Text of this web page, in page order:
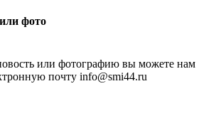
фото
или фотографию вы можете нам
почту info@smi44.ru